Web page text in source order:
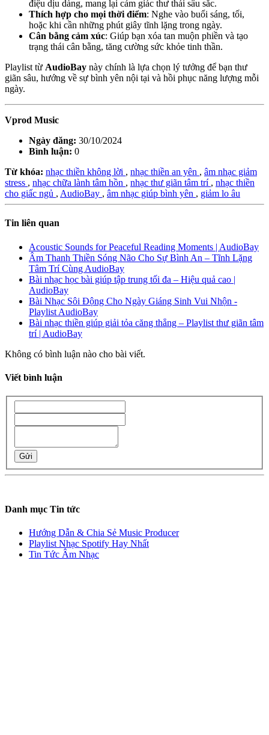
điệu dịu dàng, mang lại cảm giác thư thái sâu sắc.
Thích hợp cho mọi thời điểm: Nghe vào buổi sáng, tối,
hoặc khi cần những phút giây tĩnh lặng trong ngày.
Cân bằng cảm xúc: Giúp bạn xóa tan muộn phiền và tạo
trạng thái cân bằng, tăng cường sức khỏe tinh thần.
Playlist từ AudioBay này chính là lựa chọn lý tưởng để bạn thư
giãn sâu, hướng về sự bình yên nội tại và hồi phục năng lượng mỗi
ngày.
Vprod Music
Ngày đăng: 30/10/2024
Bình luận: 0
Từ khóa: nhạc thiền không lời , nhạc thiền an yên , âm nhạc giảm
stress , nhạc chữa lành tâm hồn , nhạc thư giãn tâm trí , nhạc thiền
cho giấc ngủ , AudioBay , âm nhạc giúp bình yên , giảm lo âu
Tin liên quan
Acoustic Sounds for Peaceful Reading Moments | AudioBay
Âm Thanh Thiền Sóng Não Cho Sự Bình An – Tĩnh Lặng
Tâm Trí Cùng AudioBay
Bài nhạc học bài giúp tập trung tối đa – Hiệu quả cao |
AudioBay
Bài Nhạc Sôi Động Cho Ngày Giáng Sinh Vui Nhộn -
Playlist AudioBay
Bài nhạc thiền giúp giải tỏa căng thẳng – Playlist thư giãn tâm
trí | AudioBay
Không có bình luận nào cho bài viết.
Viết bình luận
Gửi
Danh mục Tin tức
Hướng Dẫn & Chia Sẻ Music Producer
Playlist Nhạc Spotify Hay Nhất
Tin Tức Âm Nhạc